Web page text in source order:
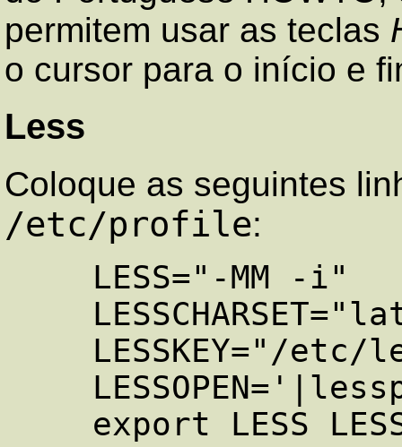
permitem usar as teclas
o cursor para o início e
Less
Coloque as seguintes
/etc/profile: